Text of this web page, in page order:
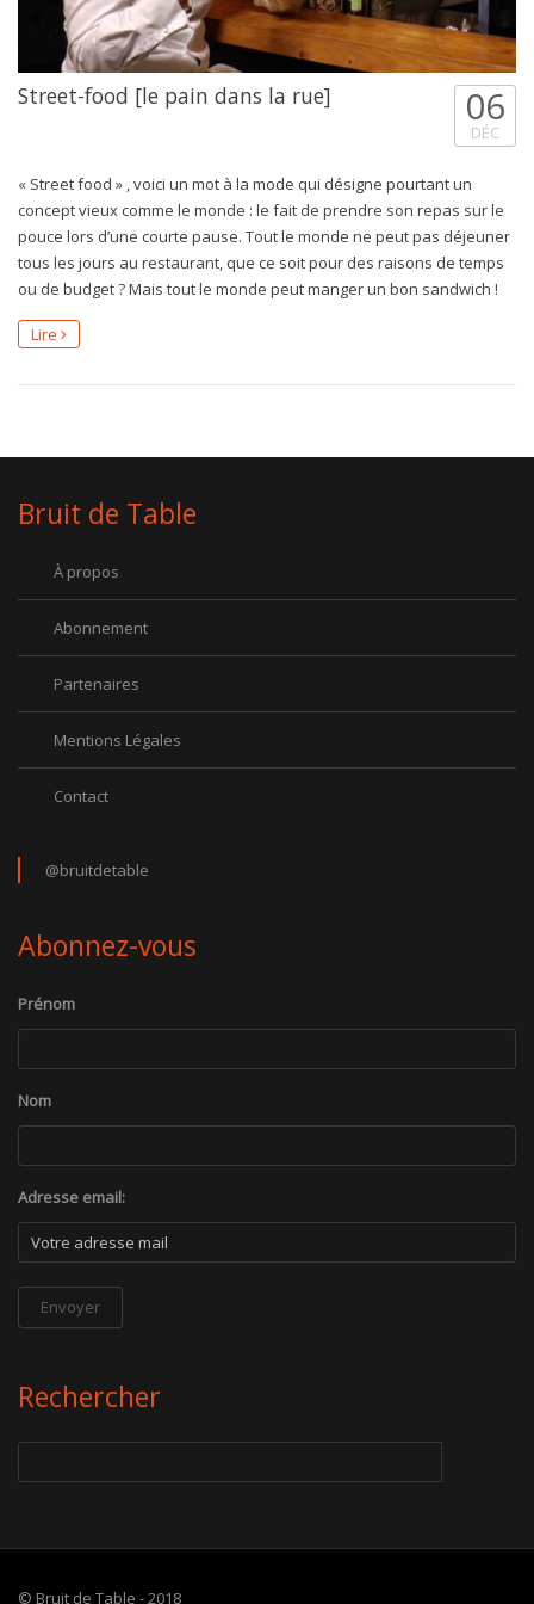
Street-food [le pain dans la rue] 06
DÉC
« Street food » , voici un mot à la mode qui désigne pourtant un
concept vieux comme le monde : le fait de prendre son repas sur le
pouce lors d’une courte pause. Tout le monde ne peut pas déjeuner
tous les jours au restaurant, que ce soit pour des raisons de temps
ou de budget ? Mais tout le monde peut manger un bon sandwich !
Lire
Bruit de Table
À propos
Abonnement
Partenaires
Mentions Légales
Contact
@bruitdetable
Abonnez-vous
Prénom
Nom
Adresse email:
Rechercher
© Bruit de Table - 2018